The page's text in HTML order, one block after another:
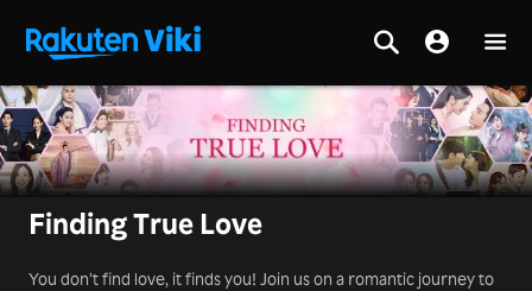
Finding True Love
You don’t find love, it finds you! Join us on a romantic journey to